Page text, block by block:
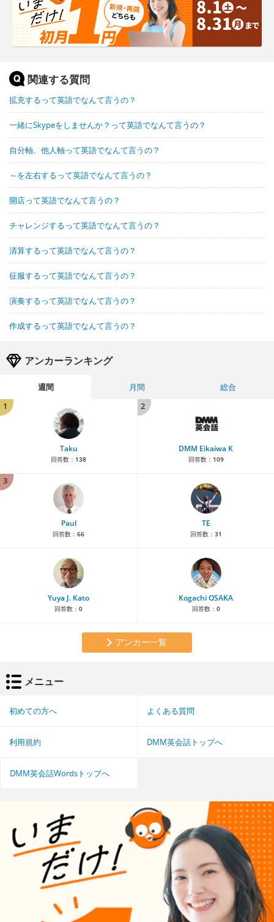
関連する質問
拡充するって英語でなんて言うの？
一緒にSkypeをしませんか？って英語でなんて言うの？
自分軸、他人軸って英語でなんて言うの？
～を左右するって英語でなんて言うの？
開店って英語でなんて言うの？
チャレンジするって英語でなんて言うの？
清算するって英語でなんて言うの？
征服するって英語でなんて言うの？
演奏するって英語でなんて言うの？
作成するって英語でなんて言うの？
アンカーランキング
週間 月間
総合
1
Taku
回答数： 138
2
DMM Eikaiwa K
回答数： 109
3
Paul
回答数： 66
TE
回答数： 31
Yuya J. Kato
回答数： 0
Kogachi OSAKA
回答数： 0
アンカー一覧
メニュー
初めての方へ よくある質問
利用規約 DMM英会話トップへ
DMM英会話Wordsトップへ